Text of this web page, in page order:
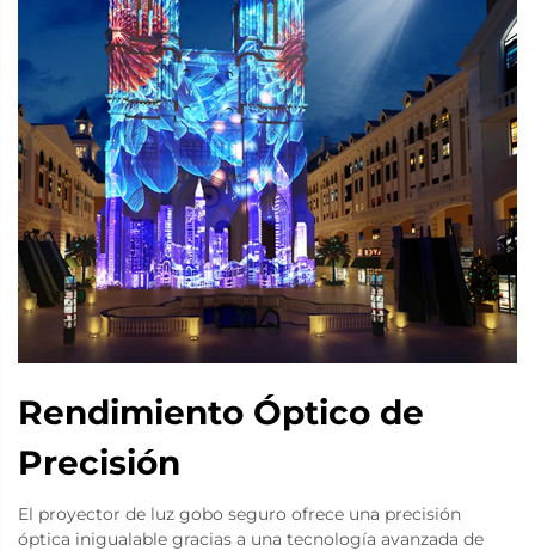
Rendimiento Óptico de
Precisión
El proyector de luz gobo seguro ofrece una precisión
óptica inigualable gracias a una tecnología avanzada de